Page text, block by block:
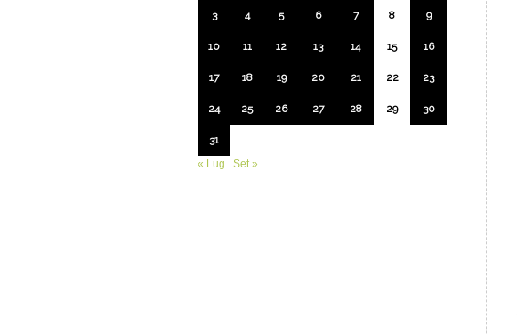
3 4 5 6 7 8 9
10 11 12 13 14 15 16
17 18 19 20 21 22 23
24 25 26 27 28 29 30
31
« Lug
Set »